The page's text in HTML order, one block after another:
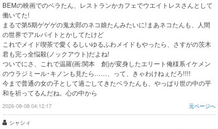
BEMの映画でのベラたん、レストランかカフェでウエイトレスさんとして
働いてた!
まるで第5期ゲゲゲの鬼太郎のネコ娘たんみたいに!まあネコたんも、人間
の世界でアルバイトとかしてたけど
これでメイド喫茶で愛くるしいゆるふわメイドもやったら、さすがの茨木
君も完っ全悩殺(ノックアウト)だよね!
ついでにさ、これで温羅(画:関本 創)が変身したエリート俺様系イケメン
のウラジミール･キノンも見たら……、って、きゃわけねぇだろ!!!!
今まで普通の女の子として過ごしてきたベラたんも、やっぱり世の中の平
和を祈ってるんだね。心の中から
2026-08-08 04:12:17 元ページへ
シャシィ